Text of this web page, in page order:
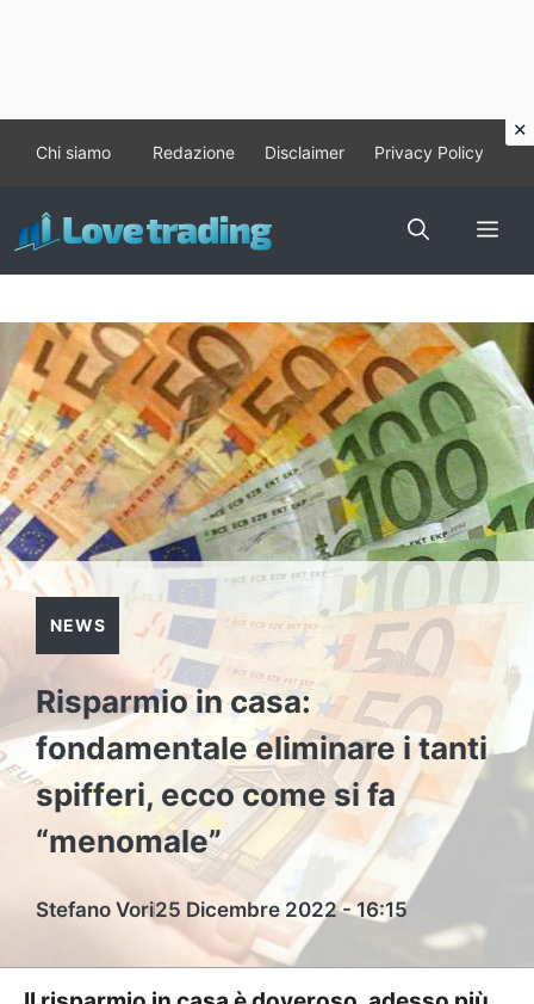
contenuto
Chi siamo Redazione Disclaimer Privacy Policy
NEWS
Risparmio in casa:
fondamentale eliminare i tanti
spifferi, ecco come si fa
“menomale”
Stefano Vori25 Dicembre 2022 - 16:15